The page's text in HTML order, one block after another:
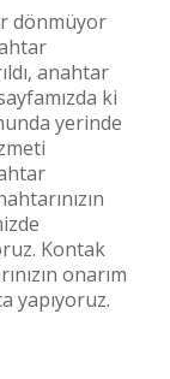
dönmüyor
anahtar
ki
yerinde
Kontak
onarım
yapıyoruz.